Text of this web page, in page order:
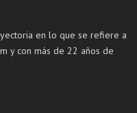
en lo que se refiere a
y con más de 22 años de